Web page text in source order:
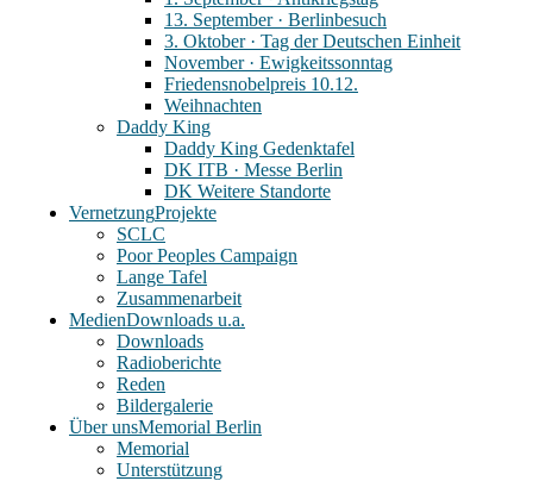
13. September · Berlinbesuch
3. Oktober · Tag der Deutschen Einheit
November · Ewigkeitssonntag
Friedensnobelpreis 10.12.
Weihnachten
Daddy King
Daddy King Gedenktafel
DK ITB · Messe Berlin
DK Weitere Standorte
VernetzungProjekte
SCLC
Poor Peoples Campaign
Lange Tafel
Zusammenarbeit
MedienDownloads u.a.
Downloads
Radioberichte
Reden
Bildergalerie
Über unsMemorial Berlin
Memorial
Unterstützung